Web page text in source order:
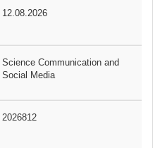
12.08.2026
Science Communication and
Social Media
2026812